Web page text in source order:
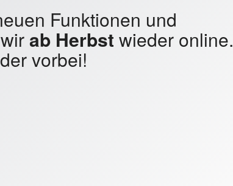
Funktionen und
ab Herbst wieder online.
vorbei!